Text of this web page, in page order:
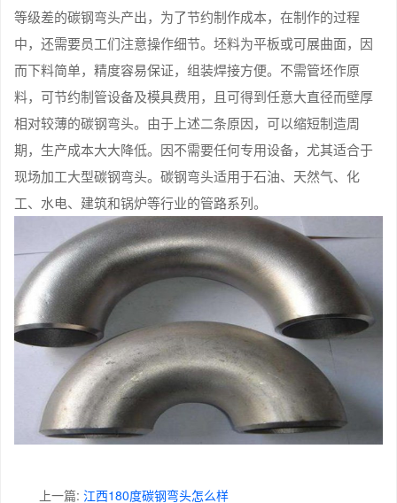
等级差的碳钢弯头产出，为了节约制作成本，在制作的过程
中，还需要员工们注意操作细节。坯料为平板或可展曲面，因
而下料简单，精度容易保证，组装焊接方便。不需管坯作原
料，可节约制管设备及模具费用，且可得到任意大直径而壁厚
相对较薄的碳钢弯头。由于上述二条原因，可以缩短制造周
期，生产成本大大降低。因不需要任何专用设备，尤其适合于
现场加工大型碳钢弯头。碳钢弯头适用于石油、天然气、化
工、水电、建筑和锅炉等行业的管路系列。
上一篇: 江西180度碳钢弯头怎么样